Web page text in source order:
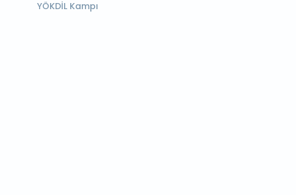
YÖKDİL Kampı